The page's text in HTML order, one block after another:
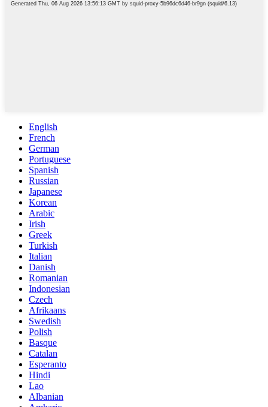
English
French
German
Portuguese
Spanish
Russian
Japanese
Korean
Arabic
Irish
Greek
Turkish
Italian
Danish
Romanian
Indonesian
Czech
Afrikaans
Swedish
Polish
Basque
Catalan
Esperanto
Hindi
Lao
Albanian